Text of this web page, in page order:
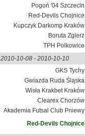
Pogoń '04 Szczecin
Red-Devils Chojnice
Kupczyk Darkomp Kraków
Boruta Zgierz
TPH Polkowice
2010-10-08 - 2010-10-10
GKS Tychy
Gwiazda Ruda Śląska
Wisła Krakbet Kraków
Clearex Chorzów
Akademia Futsal Club Pniewy
Red-Devils Chojnice